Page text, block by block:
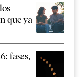
que ya
fases,